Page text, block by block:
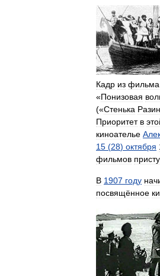
Кадр из фильма
«Понизовая
(«Стенька Разин
Приоритет в
киноателье
15 (28) октября
фильмов
В 1907 году
посвящённое